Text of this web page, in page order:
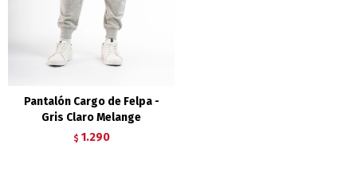
Pantalón Cargo de Felpa -
Gris Claro Melange
$ 1.290